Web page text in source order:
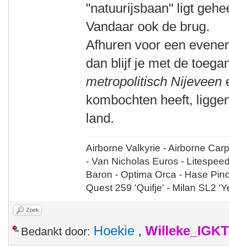
"natuurijsbaan" ligt
Vandaar ook de brug.
Afhuren voor een
dan blijf je met de
metropolitisch Nijeveen
kombochten heeft,
land.
Airborne Valkyrie - Airborne
- Van Nicholas Euros -
Baron - Optima Orca - Hase
Quest 259 'Quifje' - Milan SL2
Zoek
Bedankt door: Hoekie , Willeke_IGKT